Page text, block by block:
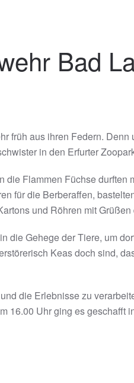
Bad
früh aus ihren Federn.
in den Erfurter
Flammen Füchse
für die Berberaffen,
und Röhren mit
die Gehege der Tiere, um
Keas doch sind,
die Erlebnisse zu
16.00 Uhr ging es geschafft